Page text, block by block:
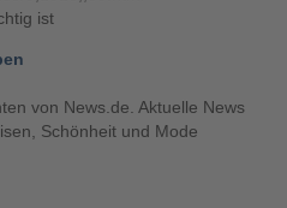
ist
von News.de. Aktuelle News
Schönheit und Mode